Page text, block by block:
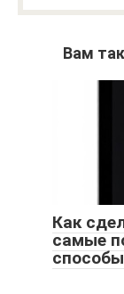
Вам
Как
самые
способы